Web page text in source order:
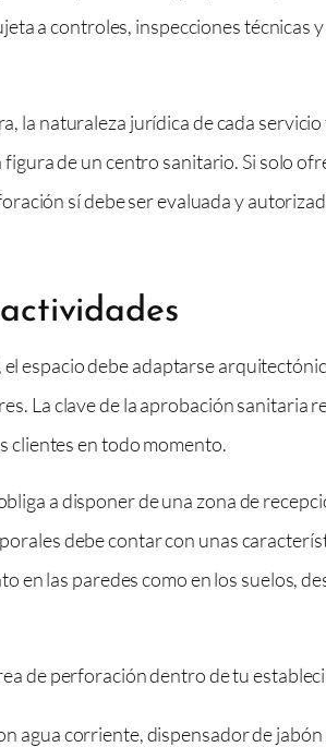
a controles, inspecciones técnicas
la naturaleza jurídica de cada
de un centro sanitario. Si solo
sí debe ser evaluada y
espacio debe adaptarse
La clave de la aprobación sanitaria
clientes en todo momento.
a disponer de una zona de
debe contar con unas
en las paredes como en los suelos,
de perforación dentro de tu
agua corriente, dispensador de